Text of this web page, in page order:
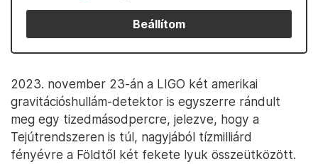
Beállítom
2023. november 23-án a LIGO két amerikai
gravitációshullám-detektor is egyszerre rándult
meg egy tizedmásodpercre, jelezve, hogy a
Tejútrendszeren is túl, nagyjából tízmilliárd
fényévre a Földtől két fekete lyuk összeütközött.